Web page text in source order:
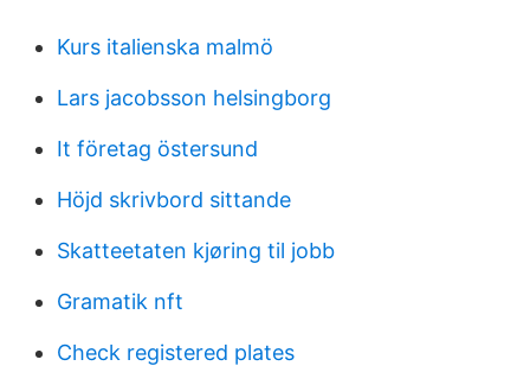
Kurs italienska malmö
Lars jacobsson helsingborg
It företag östersund
Höjd skrivbord sittande
Skatteetaten kjøring til jobb
Gramatik nft
Check registered plates